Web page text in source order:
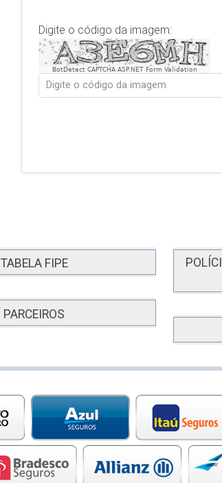
Digite o código da imagem:
BotDetect CAPTCHA ASP.NET Form Validation
TABELA FIPE
PARCEIROS